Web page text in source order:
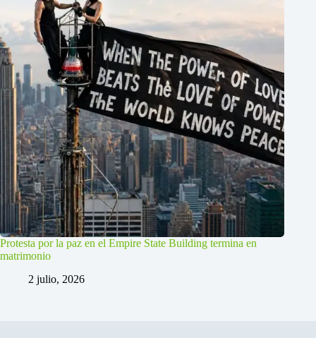
Protesta por la paz en el Empire State Building termina en
matrimonio
2 julio, 2026